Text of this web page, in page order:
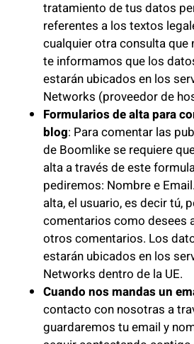
tratamiento de tus datos
referentes a los textos
cualquier otra consulta que
te informamos que los
estarán ubicados en los
Networks (proveedor de
Formularios de alta para
blog: Para comentar las
de Boomlike se requiere
alta a través de este
pediremos: Nombre e
alta, el usuario, es decir tú,
comentarios como desees
otros comentarios. Los
estarán ubicados en los
Networks dentro de la UE.
Cuando nos mandas un
contacto con nosotras a
guardaremos tu email y